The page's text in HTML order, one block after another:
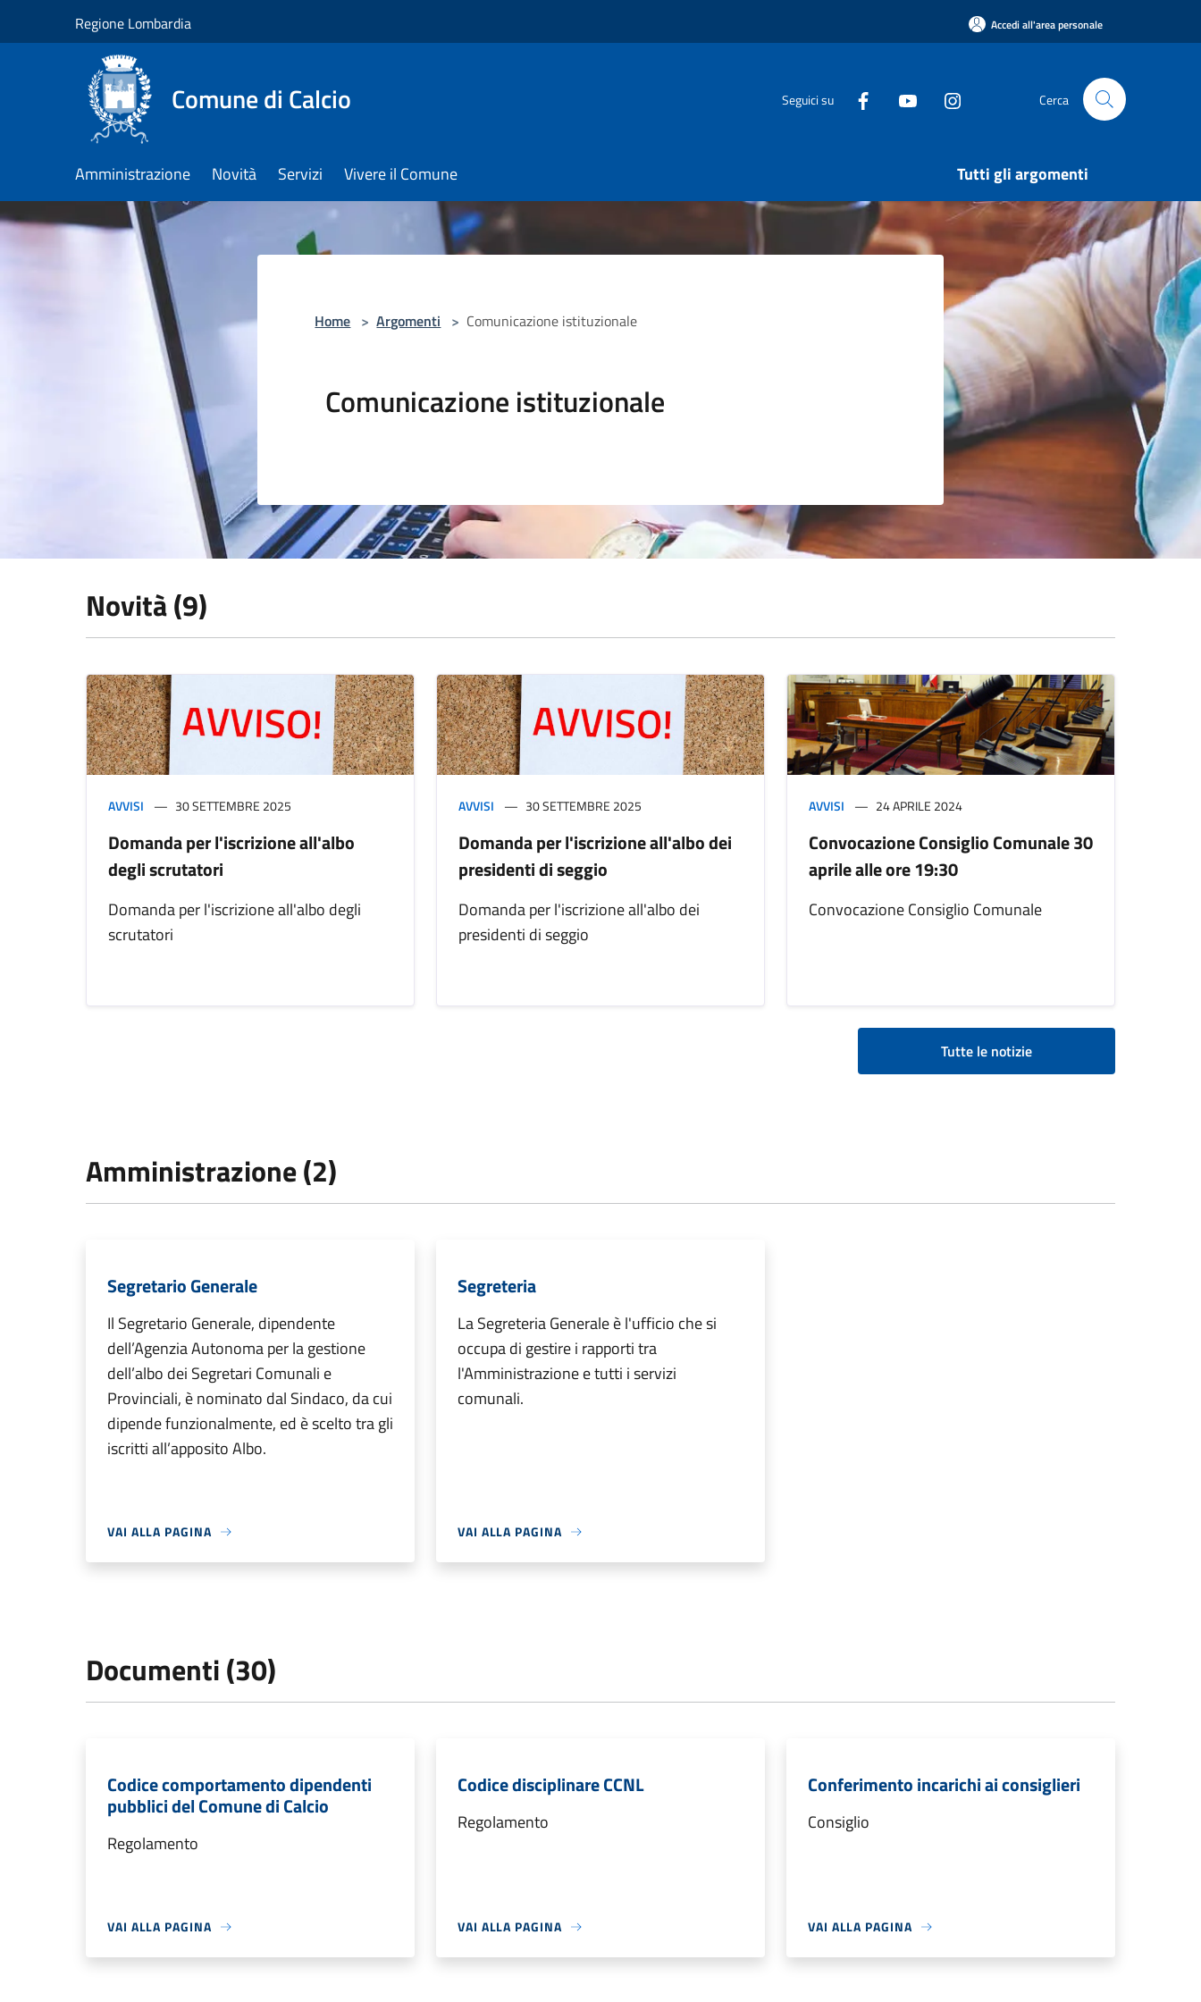
Regione Lombardia Accedi all'area personale
Comune di Calcio Seguici su Cerca
Amministrazione Novità Servizi Vivere il Comune Tutti gli argomenti
Home > Argomenti > Comunicazione istituzionale
Comunicazione istituzionale
Novità (9)
AVVISI 30 SETTEMBRE 2025
Domanda per l'iscrizione all'albo
degli scrutatori
Domanda per l'iscrizione all'albo degli
scrutatori
AVVISI 30 SETTEMBRE 2025
Domanda per l'iscrizione all'albo dei
presidenti di seggio
Domanda per l'iscrizione all'albo dei
presidenti di seggio
AVVISI 24 APRILE 2024
Convocazione Consiglio Comunale 30
aprile alle ore 19:30
Convocazione Consiglio Comunale
Tutte le notizie
Amministrazione (2)
Segretario Generale
Il Segretario Generale, dipendente
dell’Agenzia Autonoma per la gestione
dell’albo dei Segretari Comunali e
Provinciali, è nominato dal Sindaco, da cui
dipende funzionalmente, ed è scelto tra gli
iscritti all’apposito Albo.
VAI ALLA PAGINA
Segreteria
La Segreteria Generale è l'ufficio che si
occupa di gestire i rapporti tra
l'Amministrazione e tutti i servizi
comunali.
VAI ALLA PAGINA
Documenti (30)
Codice comportamento dipendenti
pubblici del Comune di Calcio
Regolamento
VAI ALLA PAGINA
Codice disciplinare CCNL
Regolamento
VAI ALLA PAGINA
Conferimento incarichi ai consiglieri
Consiglio
VAI ALLA PAGINA